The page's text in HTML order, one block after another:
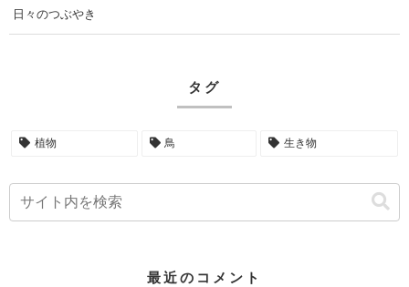
日々のつぶやき
タグ
植物 鳥 生き物
最近のコメント